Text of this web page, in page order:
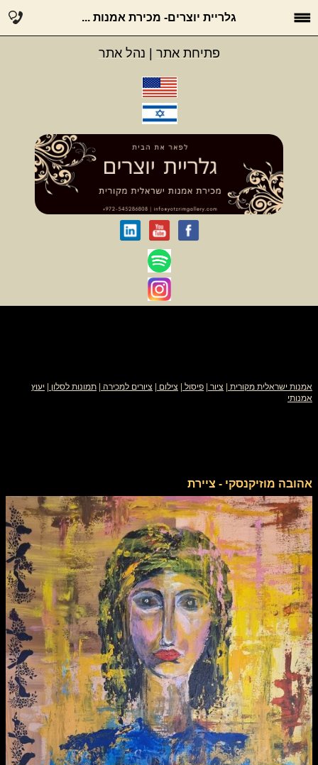
גלריית יוצרים- מכירת אמנות ...
פתיחת אתר נהל אתר
אמנות ישראלית מקורית ציור פיסול צילום ציורים למכירה תמונות לסלון
יעוץ
אמנותי
אהובה מוזיקנסקי - ציירת